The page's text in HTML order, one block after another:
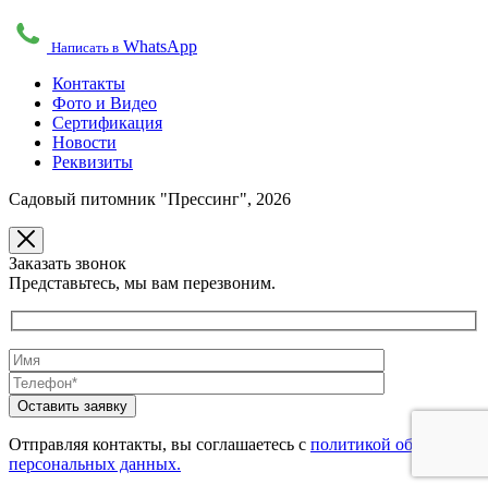
Написать в WhatsApp
Контакты
Фото и Видео
Сертификация
Новости
Реквизиты
Садовый питомник "Прессинг", 2026
Заказать звонок
Представьтесь, мы вам перезвоним.
Оставить заявку
Отправляя контакты, вы соглашаетесь с политикой обработки
персональных данных.